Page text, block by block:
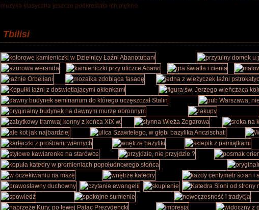
muzyka klasyczna jeszcze podkreślała ich piękno.
Tbilisi